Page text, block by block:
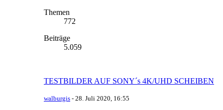
Themen
772
Beiträge
5.059
TESTBILDER AUF SONY´s 4K/UHD SCHEIBEN
walburgis - 28. Juli 2020, 16:55